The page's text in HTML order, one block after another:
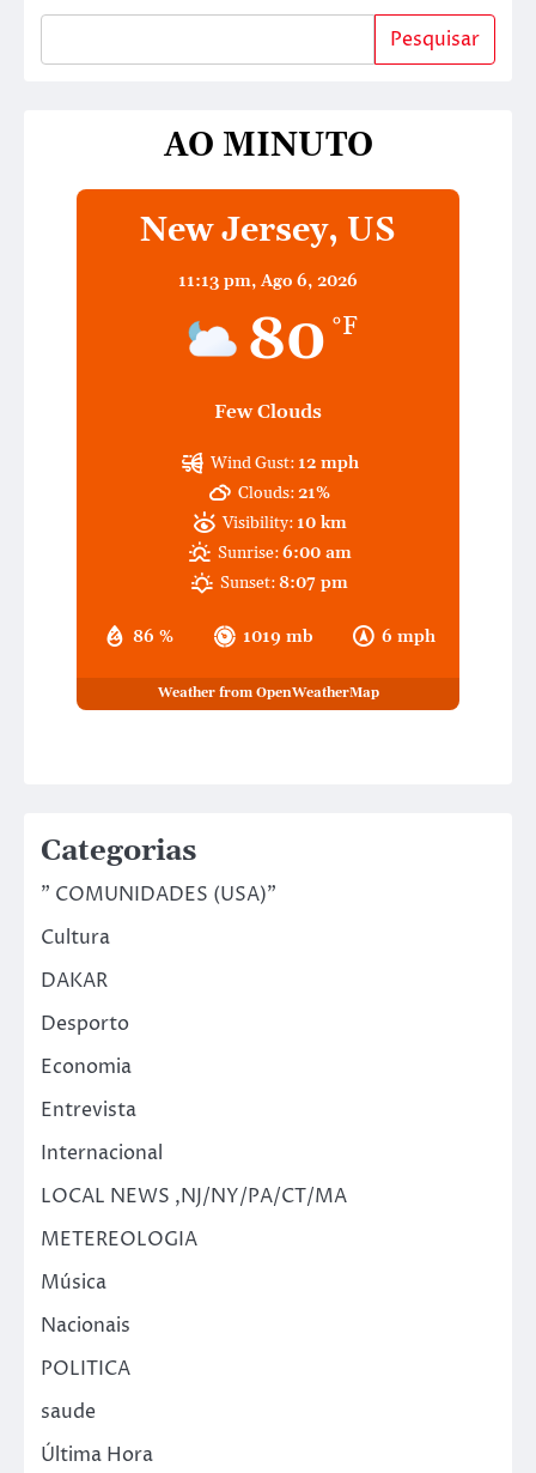
Pesquisar
AO MINUTO
New Jersey, US
11:13 pm, Ago 6, 2026
80 °F
Few Clouds
86 % 1019 mb 6 mph
Wind Gust: 12 mph
Clouds:21%
Visibility: 10 km
Sunrise:6:00 am
Sunset:8:07 pm
Weather from OpenWeatherMap
Categorias
" COMUNIDADES (USA)"
Cultura
DAKAR
Desporto
Economia
Entrevista
Internacional
LOCAL NEWS ,NJ/NY/PA/CT/MA
METEREOLOGIA
Música
Nacionais
POLITICA
saude
Última Hora